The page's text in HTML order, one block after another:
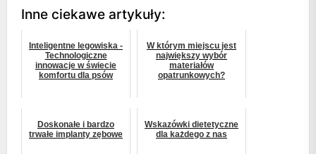
Inne ciekawe artykuły:
Inteligentne legowiska -
Technologiczne
innowacje w świecie
komfortu dla psów
W którym miejscu jest
największy wybór
materiałów
opatrunkowych?
Doskonałe i bardzo
trwałe implanty zębowe
Wskazówki dietetyczne
dla każdego z nas